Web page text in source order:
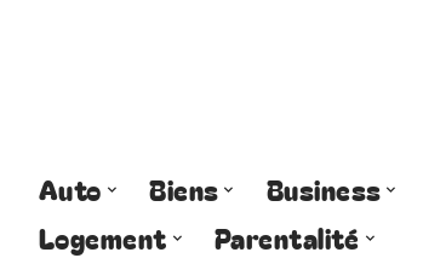
Auto Biens Business
Logement
Parentalité